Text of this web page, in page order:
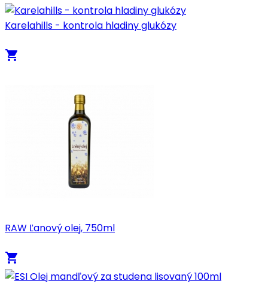
Karelahills - kontrola hladiny glukózy
local_grocery_store
RAW Ľanový olej, 750ml
local_grocery_store